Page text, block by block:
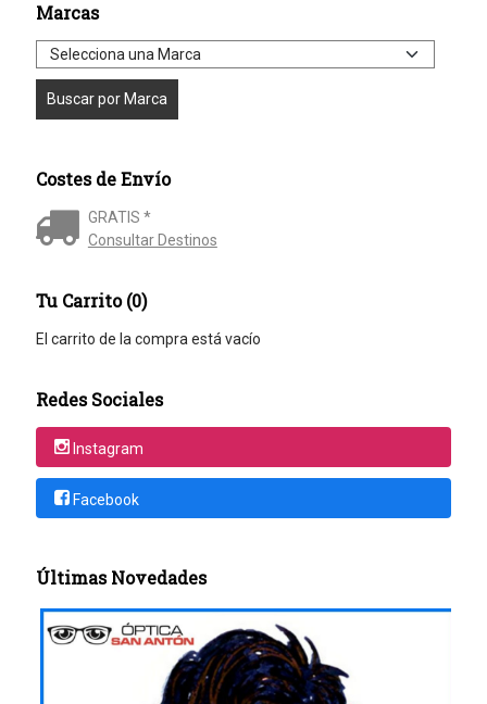
Marcas
Costes de Envío
GRATIS *
Consultar Destinos
Tu Carrito (0)
El carrito de la compra está vacío
Redes Sociales
Instagram
Facebook
Últimas Novedades